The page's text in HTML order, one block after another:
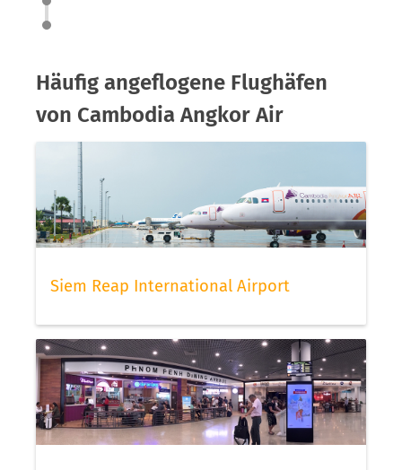
Häufig angeflogene Flughäfen
von Cambodia Angkor Air
Siem Reap International Airport